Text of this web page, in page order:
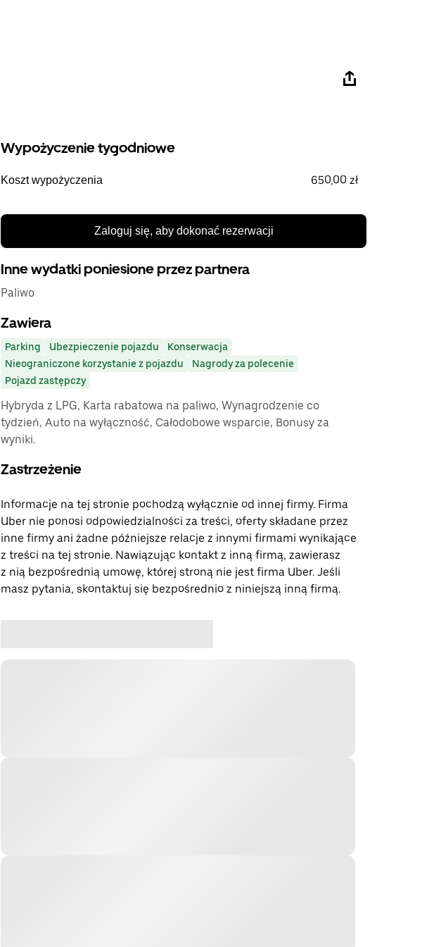
Wypożyczenie tygodniowe
Koszt wypożyczenia 650,00 zł
Zaloguj się, aby dokonać rezerwacji
Inne wydatki poniesione przez partnera
Paliwo
Zawiera
Parking Ubezpieczenie pojazdu
Konserwacja
Nieograniczone korzystanie z pojazdu
Nagrody za polecenie
Pojazd zastępczy
Hybryda z LPG, Karta rabatowa na paliwo, Wynagrodzenie co
tydzień, Auto na wyłączność, Całodobowe wsparcie, Bonusy za
wyniki.
Zastrzeżenie
Informacje na tej stronie pochodzą wyłącznie od innej firmy. Firma
Uber nie ponosi odpowiedzialności za treści, oferty składane przez
inne firmy ani żadne późniejsze relacje z innymi firmami wynikające
z treści na tej stronie. Nawiązując kontakt z inną firmą, zawierasz
z nią bezpośrednią umowę, której stroną nie jest firma Uber. Jeśli
masz pytania, skontaktuj się bezpośrednio z niniejszą inną firmą.